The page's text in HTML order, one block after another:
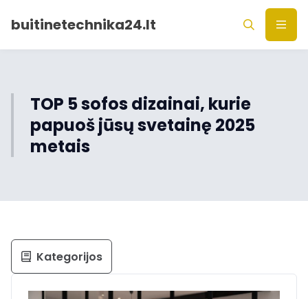
buitinetechnika24.lt
TOP 5 sofos dizainai, kurie
papuoš jūsų svetainę 2025
metais
Kategorijos